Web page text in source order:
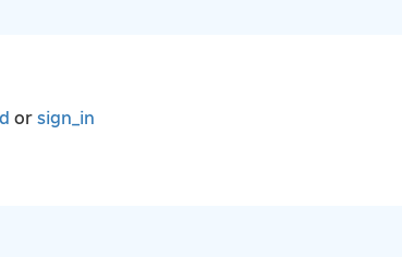
or sign_in